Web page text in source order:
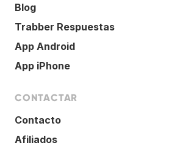
Blog
Trabber Respuestas
App Android
App iPhone
CONTACTAR
Contacto
Afiliados